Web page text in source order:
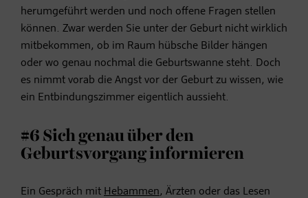
herumgeführt werden und noch offene Fragen stellen
können. Zwar werden Sie unter der Geburt nicht wirklich
mitbekommen, ob im Raum hübsche Bilder hängen
oder wo genau nochmal die Geburtswanne steht. Doch
es nimmt vorab die Angst vor der Geburt zu wissen, wie
ein Entbindungszimmer eigentlich aussieht.
#6 Sich genau über den
Geburtsvorgang informieren
Ein Gespräch mit Hebammen, Ärzten oder das Lesen